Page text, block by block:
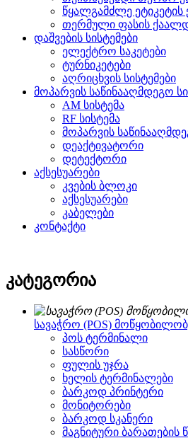
წყალგამძლე
თერმული ფასის
დაშვების სისტემები
ელექტრო საკეტები
ტურნიკეტები
აღრიცხვის სისტემები
მოპარვის საწინააღმდეგო
AM სისტემა
RF სისტემა
მოპარვის
დეაქტივატორი
დეტექტორი
აქსესუარები
კვების ბლოკი
აქსესუარები
კაბელები
კონტაქტი
კატეგორია
სავაჭრო (POS)
პოს ტერმინალი
სასწორი
ფულის უჯრა
ხელის ტერმინალები
ბარკოდ პრინტერი
მონიტორები
ბარკოდ სკანერი
მაგნიტური ბარათების